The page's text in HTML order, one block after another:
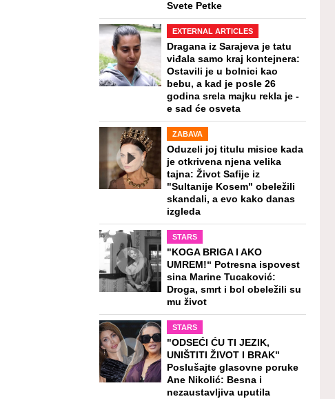
Svete Petke
EXTERNAL ARTICLES
Dragana iz Sarajeva je tatu
viđala samo kraj kontejnera:
Ostavili je u bolnici kao
bebu, a kad je posle 26
godina srela majku rekla je -
e sad će osveta
ZABAVA
Oduzeli joj titulu misice kada
je otkrivena njena velika
tajna: Život Safije iz
"Sultanije Kosem" obeležili
skandali, a evo kako danas
izgleda
STARS
"KOGA BRIGA I AKO
UMREM!“ Potresna ispovest
sina Marine Tucaković:
Droga, smrt i bol obeležili su
mu život
STARS
"ODSEĆI ĆU TI JEZIK,
UNIŠTITI ŽIVOT I BRAK"
Poslušajte glasovne poruke
Ane Nikolić: Besna i
nezaustavljiva uputila